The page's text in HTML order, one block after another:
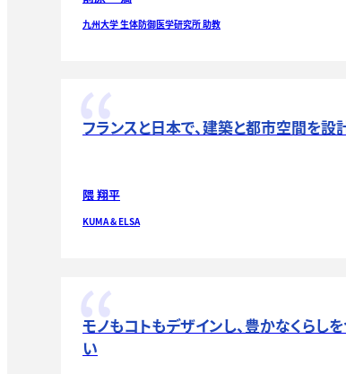
九州大学 生体防御医学研究所 助教
フランスと日本で、建築と都市空間を設
隈 翔平
KUMA & ELSA
モノもコトもデザインし、豊かなくらしを
い